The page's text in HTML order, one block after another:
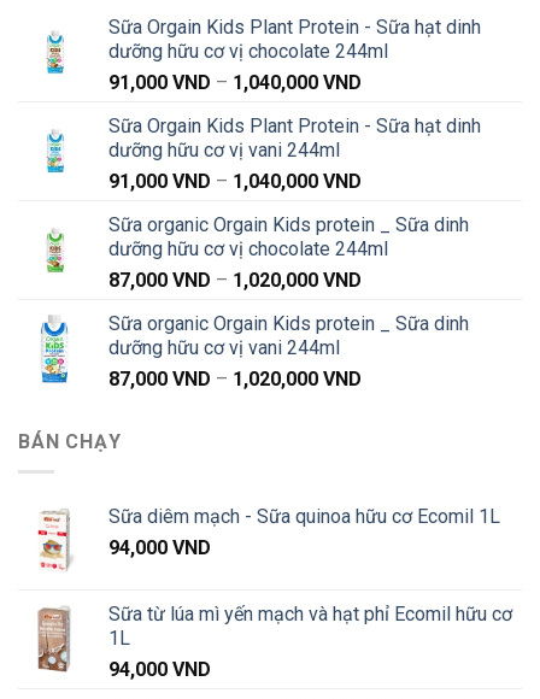
Sữa Orgain Kids Plant Protein - Sữa hạt dinh
dưỡng hữu cơ vị chocolate 244ml
91,000 VND – 1,040,000 VND
từ
Sữa Orgain Kids Plant Protein - Sữa hạt dinh
dưỡng hữu cơ vị vani 244ml
91,000 VND – 1,040,000 VND
từ
91,000 VND
Sữa organic Orgain Kids protein _ Sữa dinh
dưỡng hữu cơ vị chocolate 244ml
87,000 VND – 1,020,000 VND
từ
Sữa organic Orgain Kids protein _ Sữa dinh
dưỡng hữu cơ vị vani 244ml
87,000 VND – 1,020,000 VND
1,020,000 VND
BÁN CHẠY
Sữa diêm mạch - Sữa quinoa hữu cơ Ecomil 1L
94,000 VND
Sữa từ lúa mì yến mạch và hạt phỉ Ecomil hữu cơ
1L
94,000 VND